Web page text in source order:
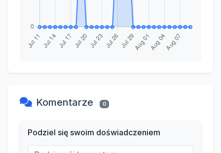
Komentarze 0
Podziel się swoim doświadczeniem